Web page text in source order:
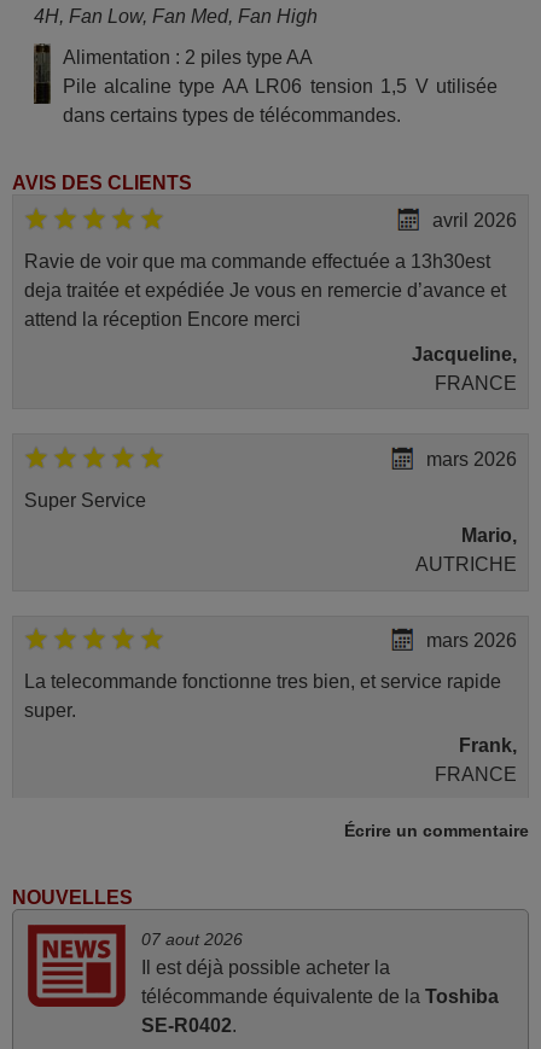
4H, Fan Low, Fan Med, Fan High
Alimentation : 2 piles type AA
Pile alcaline type AA LR06 tension 1,5 V utilisée
dans certains types de télécommandes.
AVIS DES CLIENTS
avril 2026
Ravie de voir que ma commande effectuée a 13h30est
deja traitée et expédiée Je vous en remercie d’avance et
attend la réception Encore merci
Jacqueline,
FRANCE
mars 2026
Super Service
Mario,
AUTRICHE
mars 2026
La telecommande fonctionne tres bien, et service rapide
super.
Frank,
FRANCE
Concerne la télécommande de remplacement pour le
vidéo projecteur Wimius P20. Un avis provisoire avait été
émis car le délai de 24h était dépassé, néanmoins j'ai
reçu la télécommande au cours du 3ème jour ouvré,
compatible avec mon besoin. Concernant la
fonctionnalité de la télécommande, le produit tient sa
Écrire un commentaire
NOUVELLES
07 aout 2026
Il est déjà possible acheter la
télécommande équivalente de la Toshiba
SE-R0402.